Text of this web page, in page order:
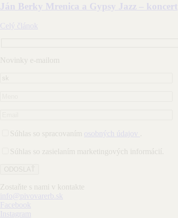
Ján Berky Mrenica a Gypsy Jazz – koncert
Celý článok
Novinky e-mailom
Súhlas so spracovaním osobných údajov
Súhlas so zasielaním marketingových informácií.
Zostaňte s nami v kontakte
info@pivovarerb.sk
Facebook
Instagram